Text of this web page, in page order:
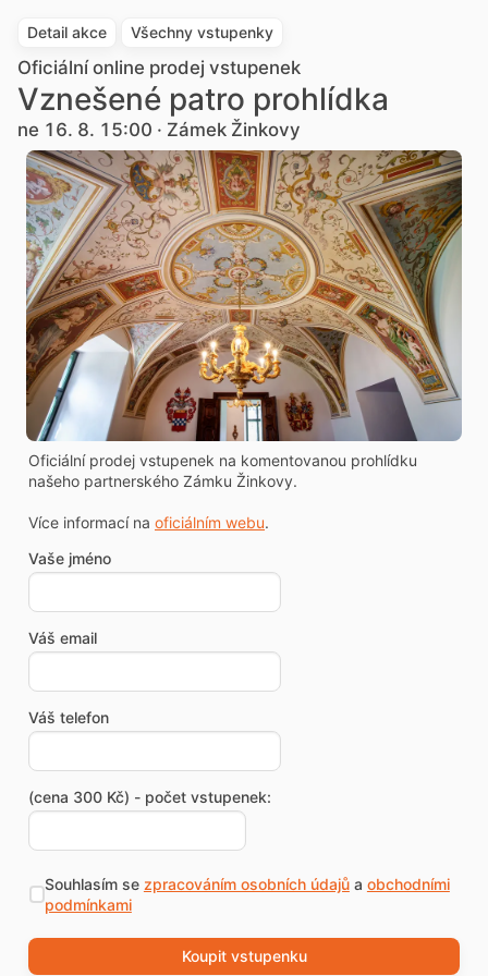
Detail akce Všechny vstupenky
Oficiální online prodej vstupenek
Vznešené patro prohlídka
ne 16. 8. 15:00 · Zámek Žinkovy
Oficiální prodej vstupenek na komentovanou prohlídku
našeho partnerského Zámku Žinkovy.
Více informací na oficiálním webu.
Vaše jméno
Váš email
Váš telefon
(cena 300 Kč) - počet vstupenek:
Souhlasím se zpracováním osobních údajůa obchodními
podmínkami
Koupit vstupenku